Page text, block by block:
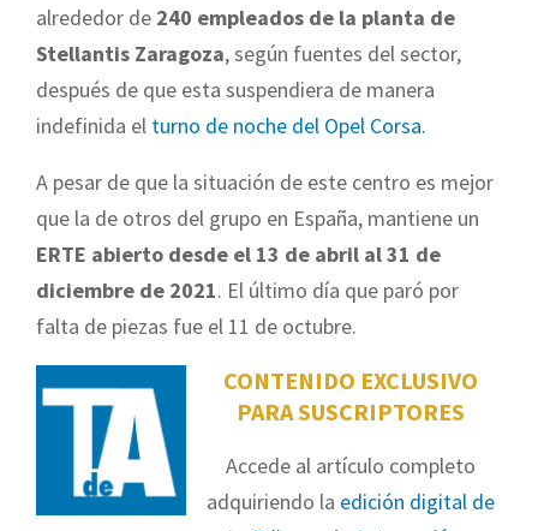
alrededor de 240 empleados de la planta de
Stellantis Zaragoza, según fuentes del sector,
después de que esta suspendiera de manera
indefinida el turno de noche del Opel Corsa.
A pesar de que la situación de este centro es mejor
que la de otros del grupo en España, mantiene un
ERTE abierto desde el 13 de abril al 31 de
diciembre de 2021. El último día que paró por
falta de piezas fue el 11 de octubre.
CONTENIDO EXCLUSIVO
PARA SUSCRIPTORES
Accede al artículo completo
adquiriendo la edición digital de